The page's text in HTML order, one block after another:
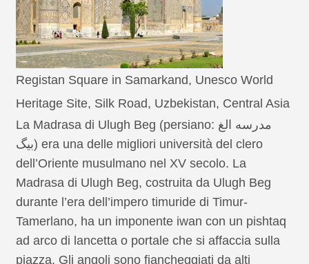
Registan Square in Samarkand, Unesco World
Heritage Site, Silk Road, Uzbekistan, Central Asia
La Madrasa di Ulugh Beg (persiano: مدرسه الغ
بیگ) era una delle migliori università del clero
dell’Oriente musulmano nel XV secolo. La
Madrasa di Ulugh Beg, costruita da Ulugh Beg
durante l’era dell’impero timuride di Timur-
Tamerlano, ha un imponente iwan con un pishtaq
ad arco di lancetta o portale che si affaccia sulla
piazza. Gli angoli sono fiancheggiati da alti